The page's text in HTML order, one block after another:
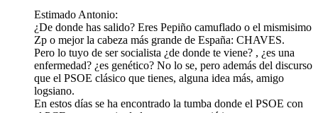
Estimado Antonio:
¿De donde has salido? Eres Pepiño camuflado o el mismisimo
Zp o mejor la cabeza más grande de España: CHAVES.
Pero lo tuyo de ser socialista ¿de donde te viene? , ¿es una
enfermedad? ¿es genético? No lo se, pero además del discurso
que el PSOE clásico que tienes, alguna idea más, amigo
logsiano.
En estos días se ha encontrado la tumba donde el PSOE con